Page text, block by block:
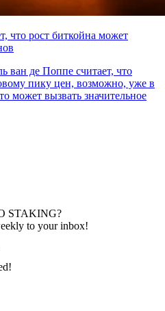
что рост биткойна может
ван де Поппе считает, что
пику цен, возможно, уже в
может вызвать значительное
STAKING?
to your inbox!